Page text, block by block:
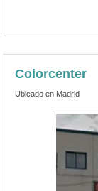
Colorcenter
Ubicado en Madrid